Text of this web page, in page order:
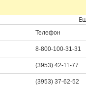
Телефон
8-800-100-31-31
(3953) 42-11-77
(3953) 37-62-52